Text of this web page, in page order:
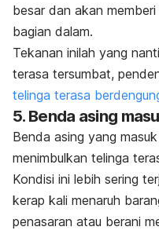
besar dan akan
bagian dalam.
Tekanan inilah yang
terasa tersumbat,
telinga terasa
5. Benda asing
Benda asing yang
menimbulkan telinga
Kondisi ini lebih sering
kerap kali menaruh
penasaran atau berani